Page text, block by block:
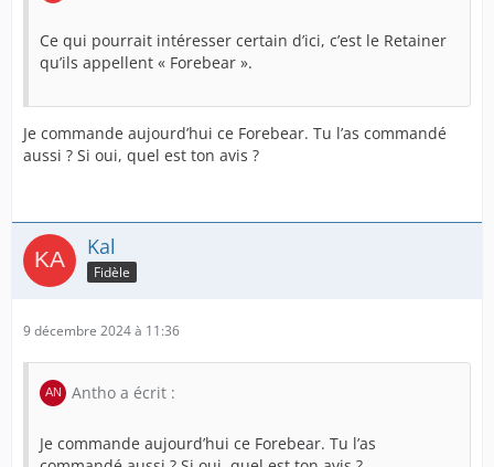
Ce qui pourrait intéresser certain d’ici, c’est le Retainer
qu’ils appellent « Forebear ».
Je commande aujourd’hui ce Forebear. Tu l’as commandé
aussi ? Si oui, quel est ton avis ?
Kal
Fidèle
9 décembre 2024 à 11:36
Antho a écrit :
Je commande aujourd’hui ce Forebear. Tu l’as